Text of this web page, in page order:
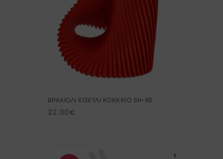
ΒΡΑΧΙΟΛΙ ΚΟΧΥΛΙ ΚΟΚΚΙΝΟ SH-RE
22.00€